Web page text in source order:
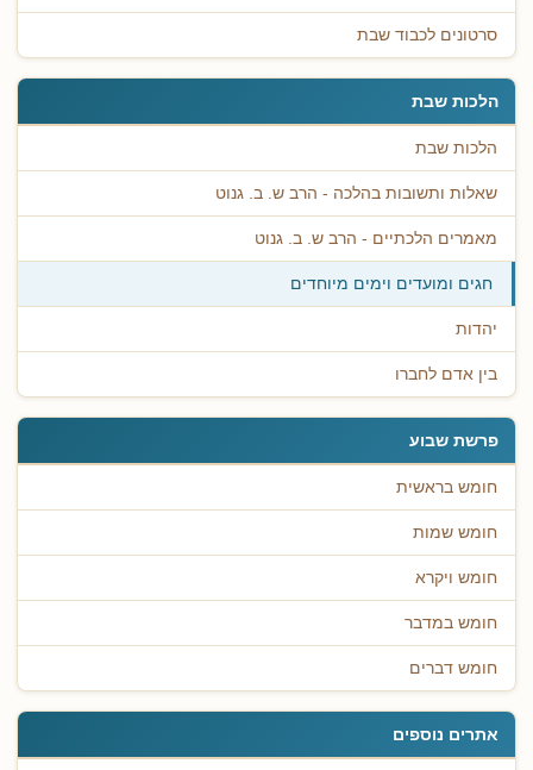
סרטונים לכבוד שבת
הלכות שבת
הלכות שבת
שאלות ותשובות בהלכה - הרב ש. ב. גנוט
מאמרים הלכתיים - הרב ש. ב. גנוט
חגים ומועדים וימים מיוחדים
יהדות
בין אדם לחברו
פרשת שבוע
חומש בראשית
חומש שמות
חומש ויקרא
חומש במדבר
חומש דברים
אתרים נוספים